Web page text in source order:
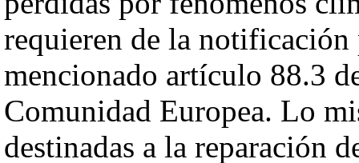
requieren de la
mencionado artículo 88.3
Comunidad Europea. Lo
destinadas a la reparación